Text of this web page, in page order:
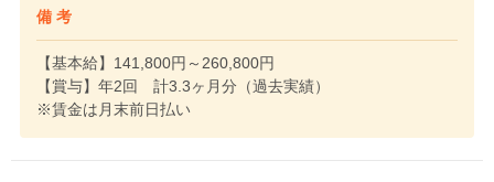
備 考
【基本給】141,800円～260,800円
【賞与】年2回 計3.3ヶ月分（過去実績）
※賃金は月末前日払い